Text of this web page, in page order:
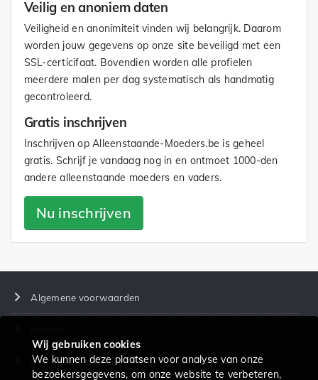
Veilig en anoniem daten
Veiligheid en anonimiteit vinden wij belangrijk. Daarom
worden jouw gegevens op onze site beveiligd met een
SSL-certicifaat. Bovendien worden alle profielen
meerdere malen per dag systematisch als handmatig
gecontroleerd.
Gratis inschrijven
Inschrijven op Alleenstaande-Moeders.be is geheel
gratis. Schrijf je vandaag nog in en ontmoet 1000-den
andere alleenstaande moeders en vaders.
Nu inschrijven
Algemene voorwaarden
Prijzen en diensten
Wij gebruiken cookies
We kunnen deze plaatsen voor analyse van onze
bezoekersgegevens, om onze website te verbeteren,